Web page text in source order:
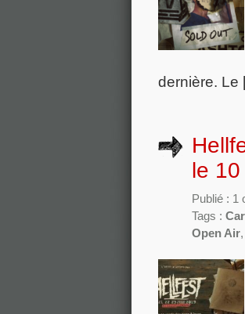
dernière.
le
Publié : 1
Tags :
Open Air